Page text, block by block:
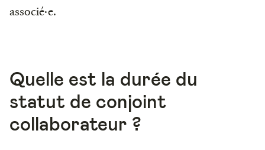
associé·e.
Quelle est la durée du
statut de conjoint
collaborateur ?